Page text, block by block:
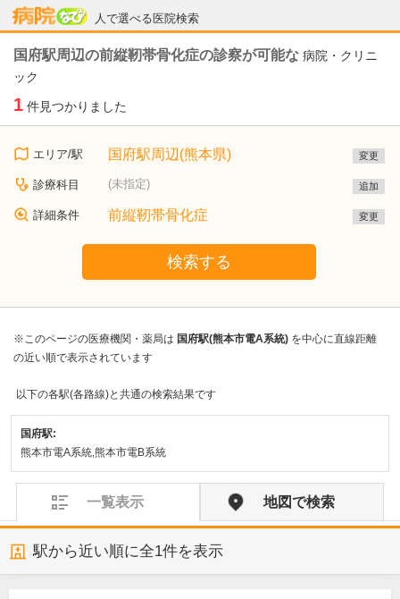
人で選べる医院検索
病院なび
国府駅周辺の前縦靭帯骨化症の診察が可能な 病院・クリニ
ック
1 件見つかりました
エリア/駅 国府駅周辺(熊本県) 変更
診療科目 (未指定) 追加
詳細条件 前縦靭帯骨化症 変更
検索する
※このページの医療機関・薬局は 国府駅(熊本市電A系統) を中心に直線距離
の近い順で表示されています
以下の各駅(各路線)と共通の検索結果です
国府駅:
熊本市電A系統,熊本市電B系統
一覧表示 地図で検索
駅から近い順に全1件を表示